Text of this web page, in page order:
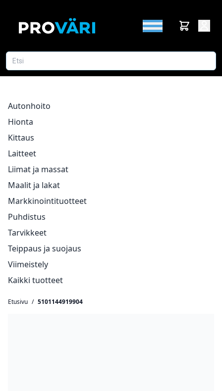
Autonhoito
Hionta
Kittaus
Laitteet
Liimat ja massat
Maalit ja lakat
Markkinointituotteet
Puhdistus
Tarvikkeet
Teippaus ja suojaus
Viimeistely
Kaikki tuotteet
Etusivu / 5101144919904